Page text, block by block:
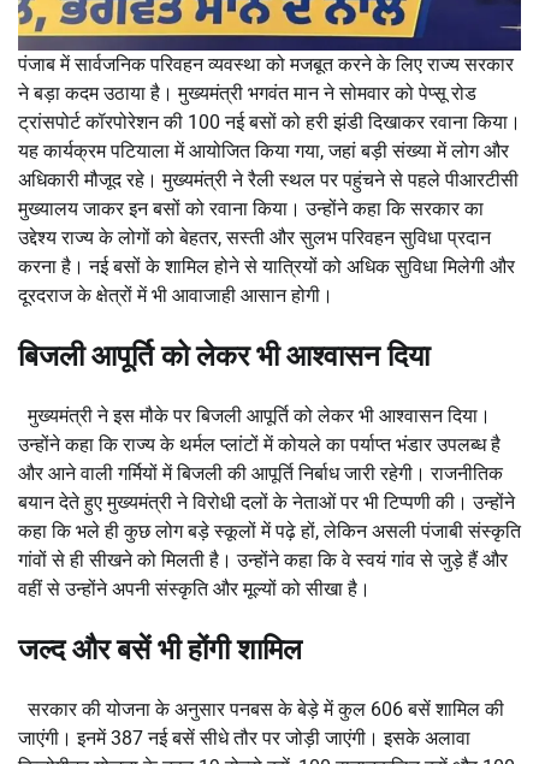
पंजाब में सार्वजनिक परिवहन व्यवस्था को मजबूत करने के लिए राज्य सरकार
ने बड़ा कदम उठाया है। मुख्यमंत्री भगवंत मान ने सोमवार को पेप्सू रोड
ट्रांसपोर्ट कॉरपोरेशन की 100 नई बसों को हरी झंडी दिखाकर रवाना किया।
यह कार्यक्रम पटियाला में आयोजित किया गया, जहां बड़ी संख्या में लोग और
अधिकारी मौजूद रहे। मुख्यमंत्री ने रैली स्थल पर पहुंचने से पहले पीआरटीसी
मुख्यालय जाकर इन बसों को रवाना किया। उन्होंने कहा कि सरकार का
उद्देश्य राज्य के लोगों को बेहतर, सस्ती और सुलभ परिवहन सुविधा प्रदान
करना है। नई बसों के शामिल होने से यात्रियों को अधिक सुविधा मिलेगी और
दूरदराज के क्षेत्रों में भी आवाजाही आसान होगी।
बिजली आपूर्ति को लेकर भी आश्वासन दिया
मुख्यमंत्री ने इस मौके पर बिजली आपूर्ति को लेकर भी आश्वासन दिया।
उन्होंने कहा कि राज्य के थर्मल प्लांटों में कोयले का पर्याप्त भंडार उपलब्ध है
और आने वाली गर्मियों में बिजली की आपूर्ति निर्बाध जारी रहेगी। राजनीतिक
बयान देते हुए मुख्यमंत्री ने विरोधी दलों के नेताओं पर भी टिप्पणी की। उन्होंने
कहा कि भले ही कुछ लोग बड़े स्कूलों में पढ़े हों, लेकिन असली पंजाबी संस्कृति
गांवों से ही सीखने को मिलती है। उन्होंने कहा कि वे स्वयं गांव से जुड़े हैं और
वहीं से उन्होंने अपनी संस्कृति और मूल्यों को सीखा है।
जल्द और बसें भी होंगी शामिल
सरकार की योजना के अनुसार पनबस के बेड़े में कुल 606 बसें शामिल की
जाएंगी। इनमें 387 नई बसें सीधे तौर पर जोड़ी जाएंगी। इसके अलावा